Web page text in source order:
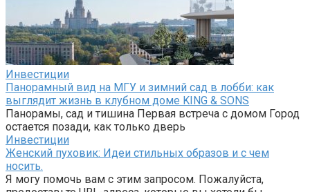
Инвестиции
Панорамный вид на МГУ и зимний сад в лобби: как
выглядит жизнь в клубном доме KING & SONS
Панорамы, сад и тишина Первая встреча с домом Город
остается позади, как только дверь
Инвестиции
Женский пуховик: Идеи стильных образов и с чем
носить.
Я могу помочь вам с этим запросом. Пожалуйста,